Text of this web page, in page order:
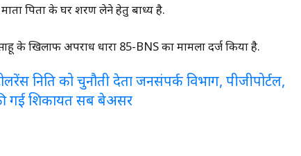
पिता के घर शरण लेने हेतु बाध्य है.
के खिलाफ अपराध धारा 85-BNS का मामला दर्ज किया है.
निति को चुनौती देता जनसंपर्क विभाग, पीजीपोर्टल,
गई शिकायत सब बेअसर